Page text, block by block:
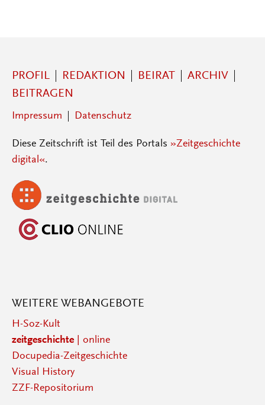
PROFIL REDAKTION BEIRAT
ARCHIV
BEITRAGEN
Impressum Datenschutz
Diese Zeitschrift ist Teil des Portals »Zeitgeschichte
digital«.
WEITERE WEBANGEBOTE
H-Soz-Kult
zeitgeschichte| online
Docupedia-Zeitgeschichte
Visual History
ZZF-Repositorium